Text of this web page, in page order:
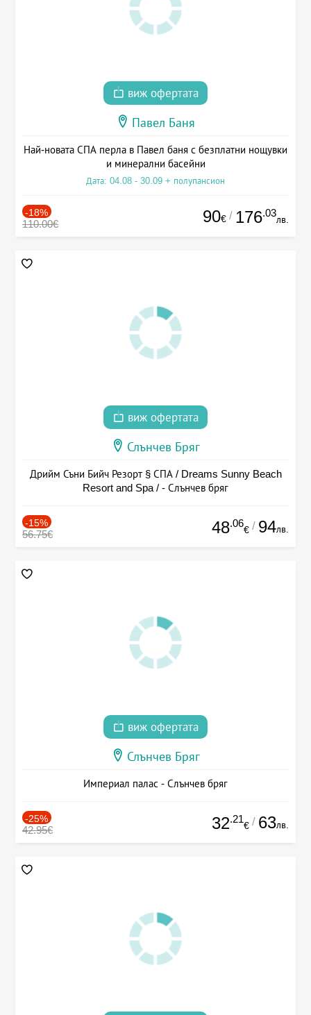
виж офертата
Павел Баня
Най-новата СПА перла в Павел баня с безплатни нощувки
и минерални басейни
Дата: 04.08 - 30.09 + полупансион
-18%
110.00€ 90€ / 176.03
лв.
виж офертата
Слънчев Бряг
Дрийм Съни Бийч Резорт § СПА / Dreams Sunny Beach
Resort and Spa / - Слънчев бряг
-15%
56.75€ 48.06
€ / 94лв.
виж офертата
Слънчев Бряг
Империал палас - Слънчев бряг
-25%
42.95€ 32.21
€ / 63лв.